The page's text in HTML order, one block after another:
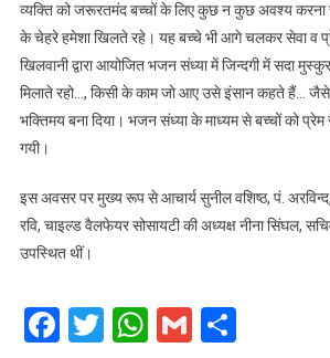
व्यक्ति को जरूरतमंद बच्चों के लिए कुछ न कुछ अवश्य करना
के चेहरे हमेशा खिलते रहे। यह बच्चे भी आगे चलकर सेवा व
खिलवानी द्वारा आयोजित भजन संध्या में जिन्दगी में सदा
मिलाते रहो…, किसी के काम जो आए उसे इंसान कहते हैं… जैसे
भक्तिमय बना दिया। भजन संध्या के माध्यम से बच्चों को
गयी।
इस अवसर पर मुख्य रूप से आचार्य सुनील वशिष्ठ, पं.
रवि, चाइल्ड वैलफेयर सोसायटी की अध्यक्ष नीना सिंघल,
उपस्थित थीं।
Facebook
TwitterWhatsApp
Gmail